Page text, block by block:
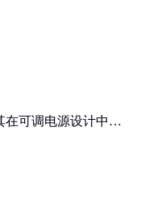
在可调电源设计中的